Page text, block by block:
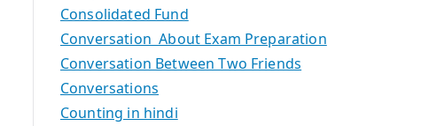
Consolidated Fund
Conversation About Exam Preparation
Conversation Between Two Friends
Conversations
Counting in hindi